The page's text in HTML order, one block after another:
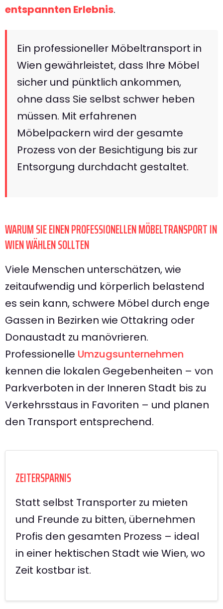
entspannten Erlebnis.
Ein professioneller Möbeltransport in
Wien gewährleistet, dass Ihre Möbel
sicher und pünktlich ankommen,
ohne dass Sie selbst schwer heben
müssen. Mit erfahrenen
Möbelpackern wird der gesamte
Prozess von der Besichtigung bis zur
Entsorgung durchdacht gestaltet.
WARUM SIE EINEN PROFESSIONELLEN MÖBELTRANSPORT IN
WIEN WÄHLEN SOLLTEN
Viele Menschen unterschätzen, wie
zeitaufwendig und körperlich belastend
es sein kann, schwere Möbel durch enge
Gassen in Bezirken wie Ottakring oder
Donaustadt zu manövrieren.
Professionelle Umzugsunternehmen
kennen die lokalen Gegebenheiten – von
Parkverboten in der Inneren Stadt bis zu
Verkehrsstaus in Favoriten – und planen
den Transport entsprechend.
ZEITERSPARNIS
Statt selbst Transporter zu mieten
und Freunde zu bitten, übernehmen
Profis den gesamten Prozess – ideal
in einer hektischen Stadt wie Wien, wo
Zeit kostbar ist.